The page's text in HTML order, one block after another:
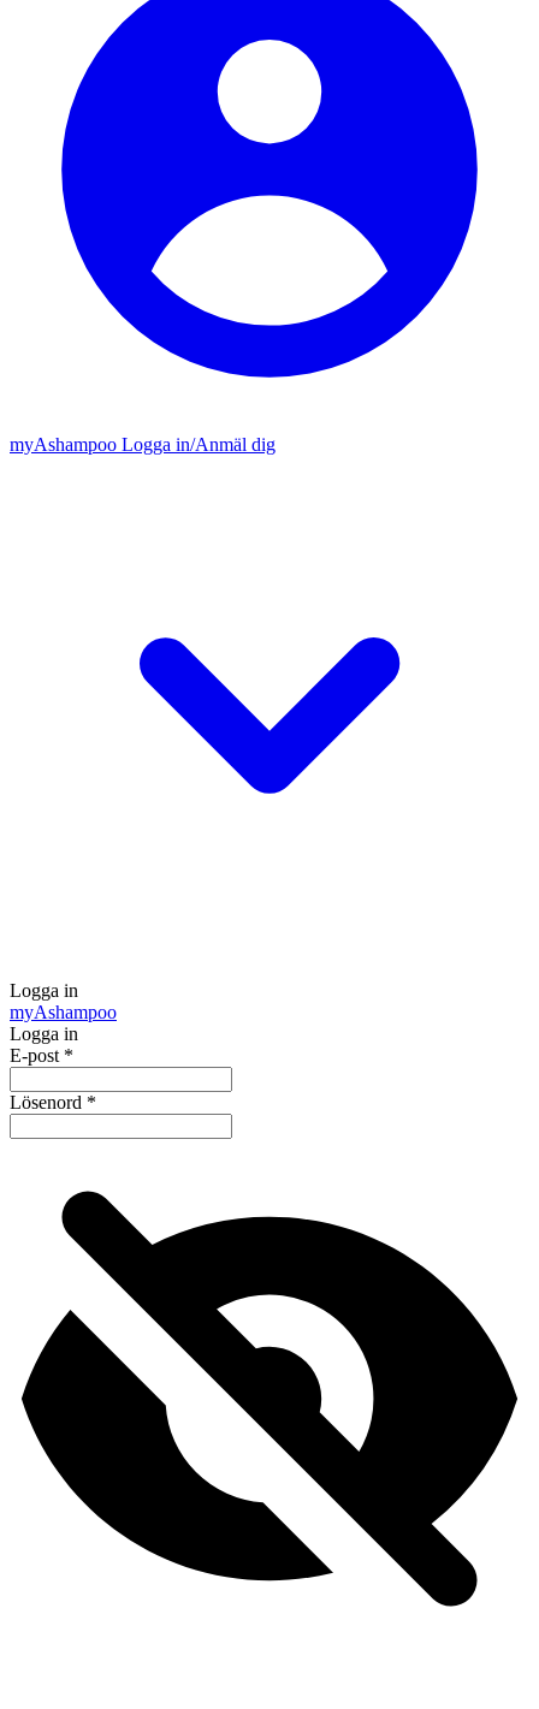
myAshampoo Logga in/Anmäl dig
Logga in
myAshampoo
Logga in
E-post *
Lösenord *